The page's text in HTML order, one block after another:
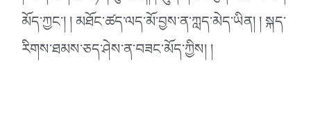
མོད་ཀྱང་། ། མཐོང་ཚད་ལད་མོ་བྱས་ན་ཀླད་མེད་ཡིན། ། སྐད་
རིགས་ཐམས་ཅད་ཤེས་ན་བཟང་མོད་ཀྱིས། །